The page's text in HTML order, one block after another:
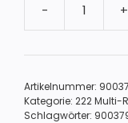
- +
Artikelnummer:
Kategorie: 222 Multi-
Schlagwörter: